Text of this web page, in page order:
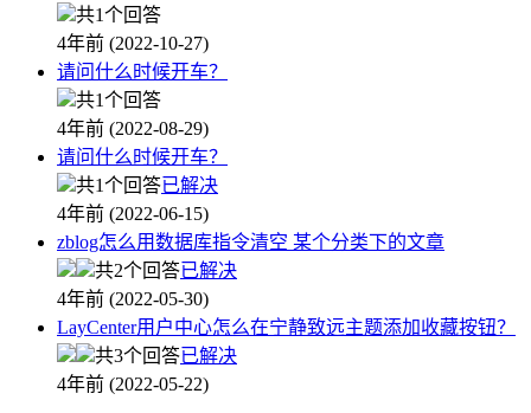
共1个回答
4年前 (2022-10-27)
请问什么时候开车？
共1个回答
4年前 (2022-08-29)
请问什么时候开车？
共1个回答已解决
4年前 (2022-06-15)
zblog怎么用数据库指令清空 某个分类下的文章
共2个回答已解决
4年前 (2022-05-30)
LayCenter用户中心怎么在宁静致远主题添加收藏按钮？
共3个回答已解决
4年前 (2022-05-22)